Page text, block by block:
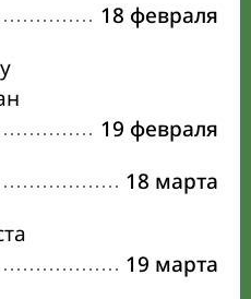
18 февраля
19 февраля
18 марта
19 марта